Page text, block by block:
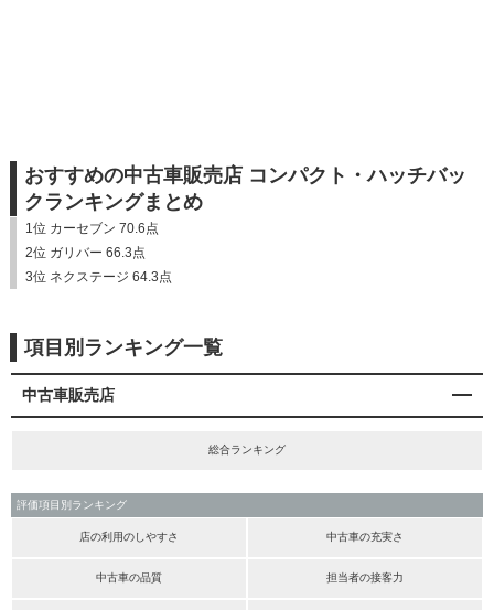
おすすめの中古車販売店 コンパクト・ハッチバッ
クランキングまとめ
1位 カーセブン 70.6点
2位 ガリバー 66.3点
3位 ネクステージ 64.3点
項目別ランキング一覧
中古車販売店
総合ランキング
評価項目別ランキング
店の利用のしやすさ 中古車の充実さ
中古車の品質 担当者の接客力